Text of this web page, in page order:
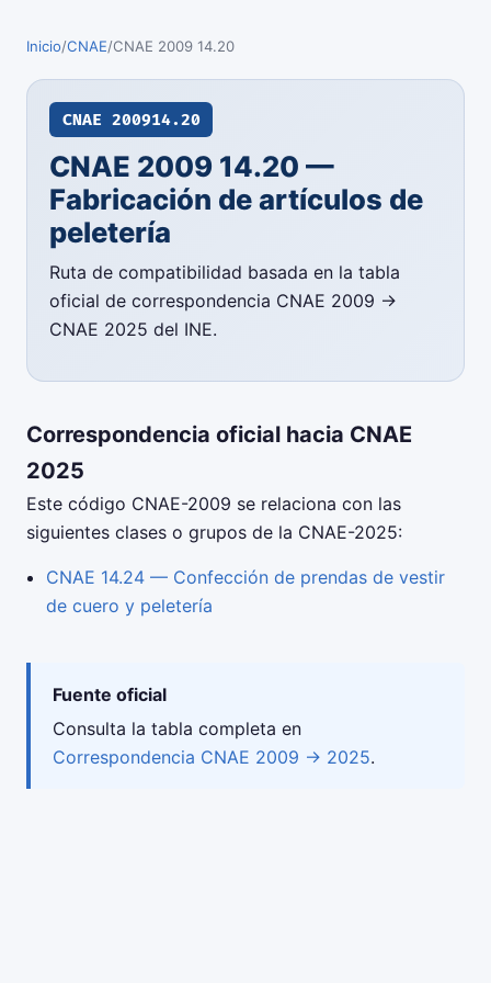
Inicio/CNAE/CNAE 2009 14.20
CNAE 200914.20
CNAE 2009 14.20 —
Fabricación de artículos de
peletería
Ruta de compatibilidad basada en la tabla
oficial de correspondencia CNAE 2009 →
CNAE 2025 del INE.
Correspondencia oficial hacia CNAE
2025
Este código CNAE-2009 se relaciona con las
siguientes clases o grupos de la CNAE-2025:
CNAE 14.24 — Confección de prendas de vestir
de cuero y peletería
Fuente oficial
Consulta la tabla completa en
Correspondencia CNAE 2009 → 2025.